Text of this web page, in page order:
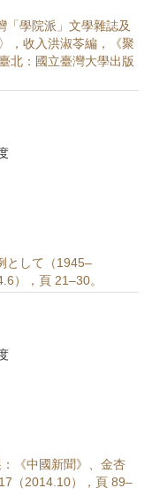
「學院派」文學雜誌及
，收入洪淑苓編，《聚
北：國立臺灣大學出版
として（1945–
），頁 21–30。
《中國新聞》、金杏
（2014.10），頁 89–